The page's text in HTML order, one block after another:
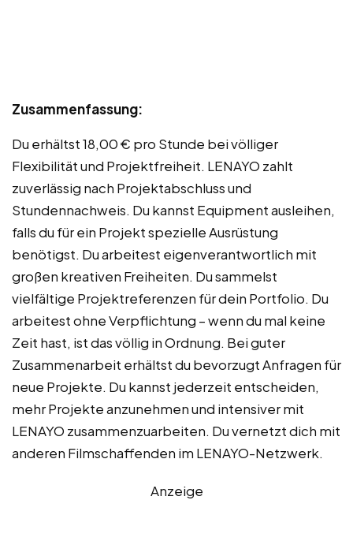
Zusammenfassung:
Du erhältst 18,00 € pro Stunde bei völliger
Flexibilität und Projektfreiheit. LENAYO zahlt
zuverlässig nach Projektabschluss und
Stundennachweis. Du kannst Equipment ausleihen,
falls du für ein Projekt spezielle Ausrüstung
benötigst. Du arbeitest eigenverantwortlich mit
großen kreativen Freiheiten. Du sammelst
vielfältige Projektreferenzen für dein Portfolio. Du
arbeitest ohne Verpflichtung – wenn du mal keine
Zeit hast, ist das völlig in Ordnung. Bei guter
Zusammenarbeit erhältst du bevorzugt Anfragen für
neue Projekte. Du kannst jederzeit entscheiden,
mehr Projekte anzunehmen und intensiver mit
LENAYO zusammenzuarbeiten. Du vernetzt dich mit
anderen Filmschaffenden im LENAYO-Netzwerk.
Anzeige